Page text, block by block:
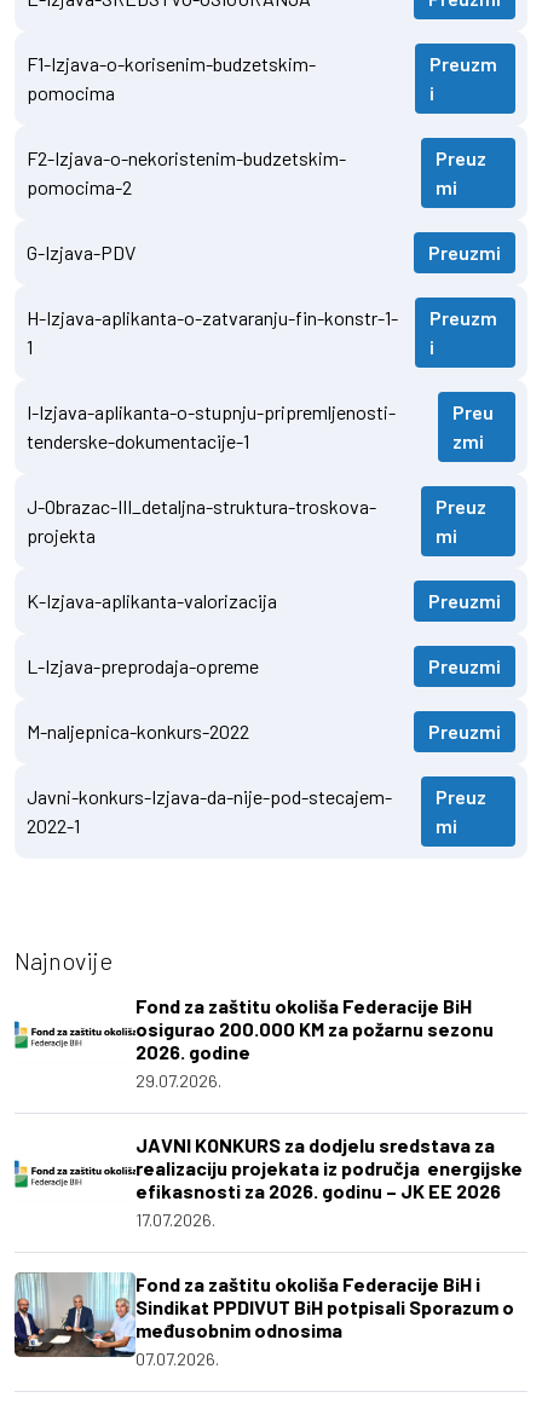
F1-Izjava-o-korisenim-budzetskim-
pomocima
Preuzm
i
F2-Izjava-o-nekoristenim-budzetskim-
pomocima-2
Preuz
mi
G-Izjava-PDV Preuzmi
H-Izjava-aplikanta-o-zatvaranju-fin-konstr-1-
1
Preuzm
i
I-Izjava-aplikanta-o-stupnju-pripremljenosti-
tenderske-dokumentacije-1
Preu
zmi
J-Obrazac-III_detaljna-struktura-troskova-
projekta
Preuz
mi
K-Izjava-aplikanta-valorizacija Preuzmi
L-Izjava-preprodaja-opreme Preuzmi
M-naljepnica-konkurs-2022 Preuzmi
Javni-konkurs-Izjava-da-nije-pod-stecajem-
2022-1
Preuz
mi
Najnovije
Fond za zaštitu okoliša Federacije BiH
osigurao 200.000 KM za požarnu sezonu
2026. godine
29.07.2026.
JAVNI KONKURS za dodjelu sredstava za
realizaciju projekata iz područja energijske
efikasnosti za 2026. godinu – JK EE 2026
17.07.2026.
Fond za zaštitu okoliša Federacije BiH i
Sindikat PPDIVUT BiH potpisali Sporazum o
međusobnim odnosima
07.07.2026.